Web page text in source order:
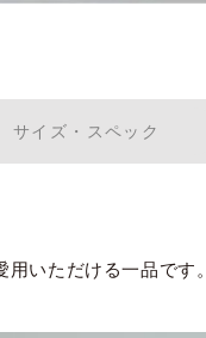
サイズ・スペック
いただける一品です。